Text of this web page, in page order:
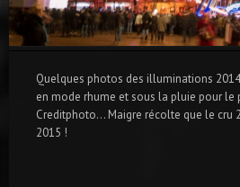
Quelques photos des illuminations
en mode rhume et sous la pluie pour le
Creditphoto… Maigre récolte que le cru
2015 !